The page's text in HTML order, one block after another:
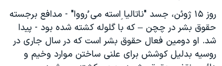
صفحه
اصلی
جهش
به
جستجو
جهان
ورزشی
گزیده‌ها
ویژه برنامه‌ها
صفحه‌های ویژه
جام جهانی ۲۰۲۶
عملیات خشم حماسی
فرکانس‌های صدای آمریکا
پخش رادیویی
روز ۱۵ ژوئن، جسد "ناتالیا ِاسته می ُرووا" - مدافع برجسته
حقوق بشر در چچن – که با گلوله کشته شده بود - پیدا
شد. او دومین فعال حقوق بشر است که در سال جاری در
روسیه بدلیل کوشش برای علنی ساختن موارد وخیم و